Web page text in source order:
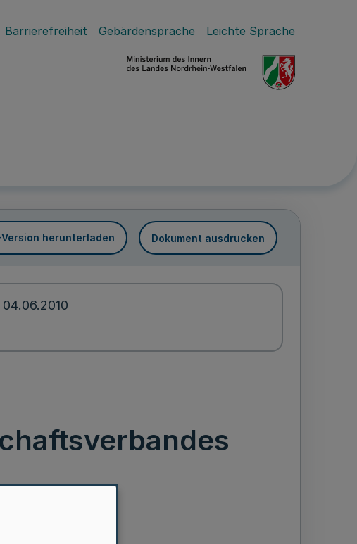
Barrierefreiheit Gebärdensprache Leichte Sprache
Version herunterladen Dokument ausdrucken
04.06.2010